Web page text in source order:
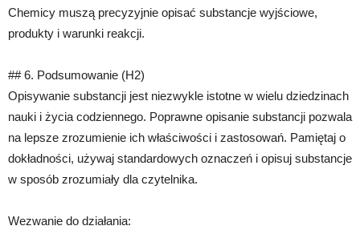
Chemicy muszą precyzyjnie opisać substancje wyjściowe,
produkty i warunki reakcji.
## 6. Podsumowanie (H2)
Opisywanie substancji jest niezwykle istotne w wielu dziedzinach
nauki i życia codziennego. Poprawne opisanie substancji pozwala
na lepsze zrozumienie ich właściwości i zastosowań. Pamiętaj o
dokładności, używaj standardowych oznaczeń i opisuj substancje
w sposób zrozumiały dla czytelnika.
Wezwanie do działania: